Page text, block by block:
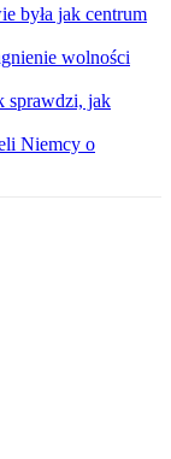
była jak centrum
wolności
sprawdzi, jak
Niemcy o